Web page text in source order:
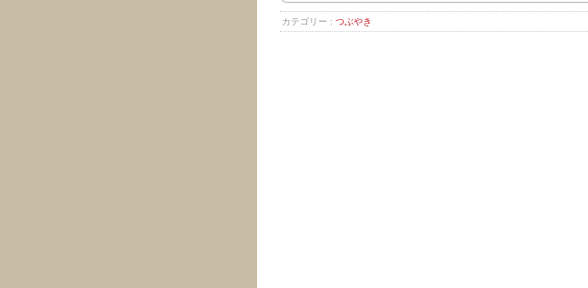
カテゴリー : つぶやき